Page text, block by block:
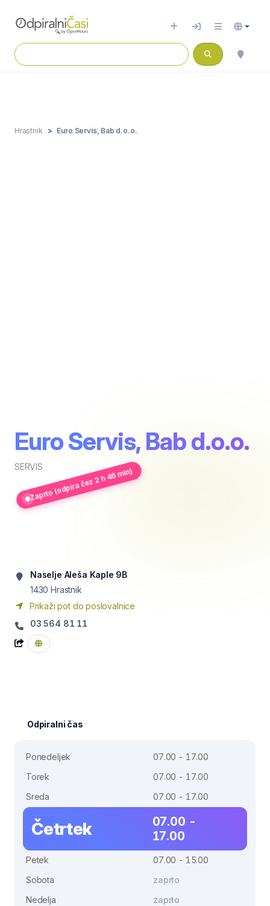
Hrastnik Euro Servis, Bab d.o.o.
Euro Servis, Bab d.o.o.
SERVISZaprto (odpira čez 2 h 46 min)
Naselje Aleša Kaple 9B
1430 Hrastnik
Prikaži pot do poslovalnice
03 564 81 11
Odpiralni čas
Ponedeljek
07.00 - 17.00
Torek
07.00 - 17.00
Sreda
07.00 - 17.00
Četrtek
07.00 -
17.00
Petek
07.00 - 15.00
Sobota
zaprto
Nedelja
zaprto